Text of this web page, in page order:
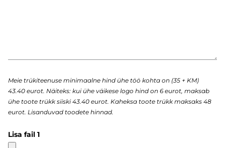
Meie trükiteenuse minimaalne hind ühe töö kohta on (35 + KM)
43.40 eurot. Näiteks: kui ühe väikese logo hind on 6 eurot, maksab
ühe toote trükk siiski 43.40 eurot. Kaheksa toote trükk maksaks 48
eurot. Lisanduvad toodete hinnad.
Lisa fail 1